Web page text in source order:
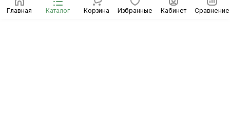
Главная Каталог Корзина Избранные Кабинет Сравнение